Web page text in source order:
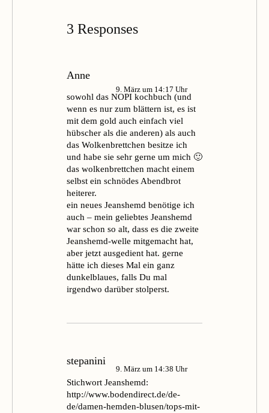
3 Responses
Anne
9. März um 14:17 Uhr
sowohl das NOPI kochbuch (und
wenn es nur zum blättern ist, es ist
mit dem gold auch einfach viel
hübscher als die anderen) als auch
das Wolkenbrettchen besitze ich
und habe sie sehr gerne um mich 🙂
das wolkenbrettchen macht einem
selbst ein schnödes Abendbrot
heiterer.
ein neues Jeanshemd benötige ich
auch – mein geliebtes Jeanshemd
war schon so alt, dass es die zweite
Jeanshemd-welle mitgemacht hat,
aber jetzt ausgedient hat. gerne
hätte ich dieses Mal ein ganz
dunkelblaues, falls Du mal
irgendwo darüber stolperst.
stepanini
9. März um 14:38 Uhr
Stichwort Jeanshemd:
http://www.bodendirect.de/de-
de/damen-hemden-blusen/tops-mit-